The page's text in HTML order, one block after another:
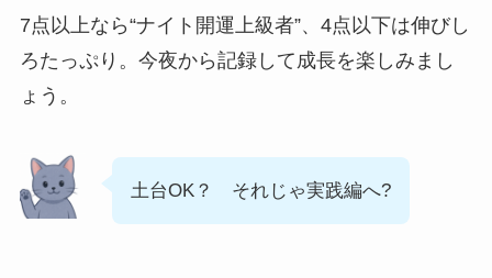
7点以上なら“ナイト開運上級者”、4点以下は伸びし
ろたっぷり。今夜から記録して成長を楽しみまし
ょう。
土台OK？ それじゃ実践編へ?